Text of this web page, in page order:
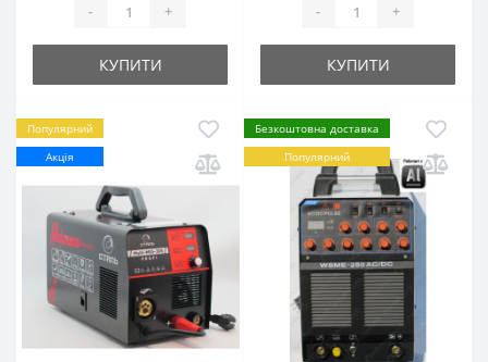
- +
КУПИТИ
- +
КУПИТИ
Популярний
Акція
Безкоштовна доставка
Популярний